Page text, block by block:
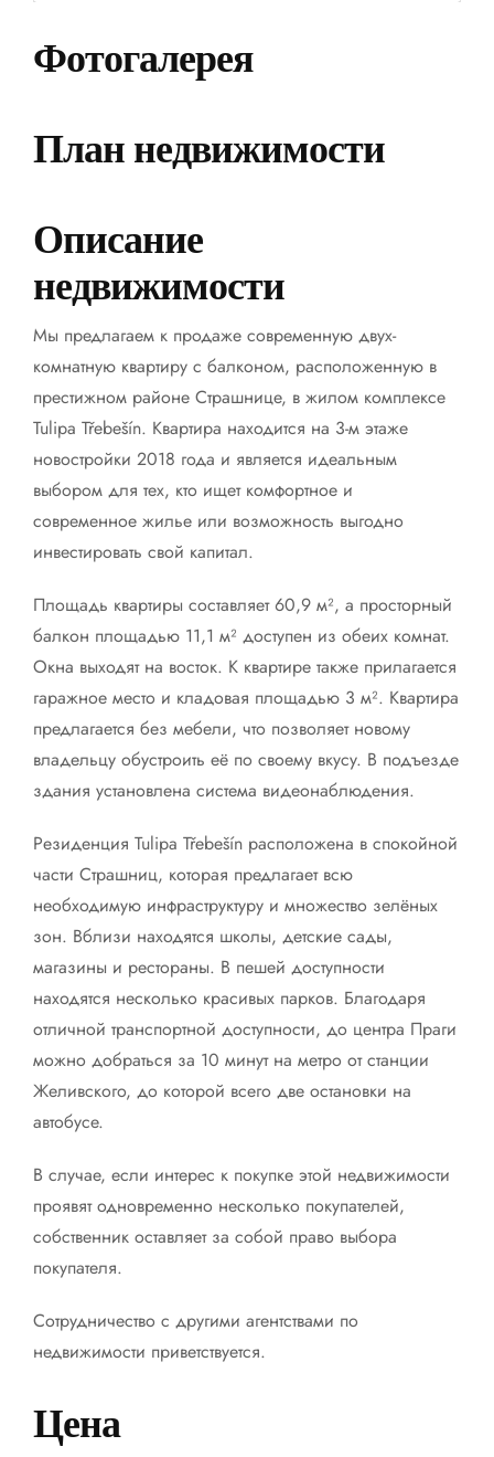
Фотогалерея
План недвижимости
Описание
недвижимости
Мы предлагаем к продаже современную двух-
комнатную квартиру с балконом, расположенную в
престижном районе Страшнице, в жилом комплексе
Tulipa Třebešín. Квартира находится на 3-м этаже
новостройки 2018 года и является идеальным
выбором для тех, кто ищет комфортное и
современное жилье или возможность выгодно
инвестировать свой капитал.
Площадь квартиры составляет 60,9 м², а просторный
балкон площадью 11,1 м² доступен из обеих комнат.
Окна выходят на восток. К квартире также прилагается
гаражное место и кладовая площадью 3 м². Квартира
предлагается без мебели, что позволяет новому
владельцу обустроить её по своему вкусу. В подъезде
здания установлена система видеонаблюдения.
Резиденция Tulipa Třebešín расположена в спокойной
части Страшниц, которая предлагает всю
необходимую инфраструктуру и множество зелёных
зон. Вблизи находятся школы, детские сады,
магазины и рестораны. В пешей доступности
находятся несколько красивых парков. Благодаря
отличной транспортной доступности, до центра Праги
можно добраться за 10 минут на метро от станции
Желивского, до которой всего две остановки на
автобусе.
В случае, если интерес к покупке этой недвижимости
проявят одновременно несколько покупателей,
собственник оставляет за собой право выбора
покупателя.
Сотрудничество с другими агентствами по
недвижимости приветствуется.
Цена